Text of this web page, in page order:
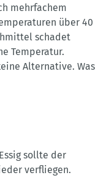
mehrfachem
über 40
schadet
Temperatur.
Alternative. Was
sollte der
verfliegen.